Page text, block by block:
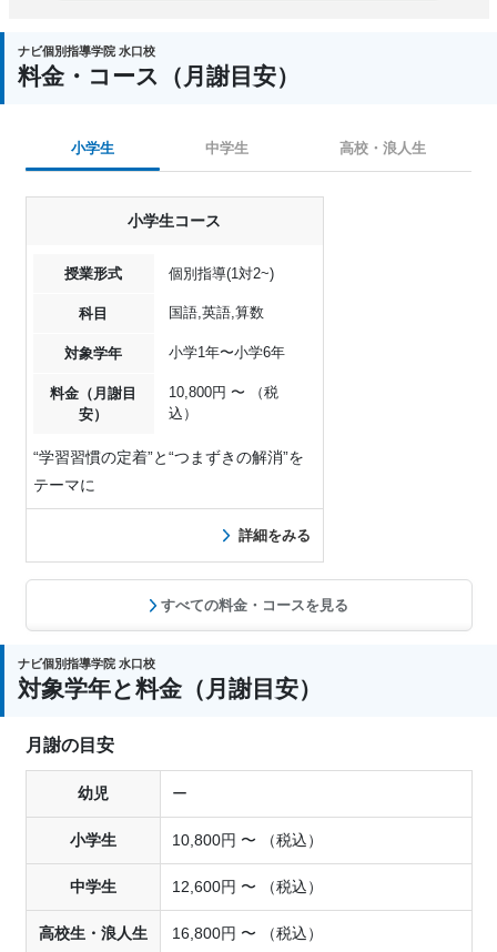
ナビ個別指導学院 水口校
料金・コース（月謝目安）
小学生 中学生 高校・浪人生
小学生コース
授業形式 個別指導(1対2~)
科目 国語,英語,算数
対象学年 小学1年〜小学6年
料金（月謝目
安）
10,800円 〜 （税
込）
“学習習慣の定着”と“つまずきの解消”を
テーマに
詳細をみる
すべての料金・コースを見る
ナビ個別指導学院 水口校
対象学年と料金（月謝目安）
月謝の目安
幼児 ー
小学生 10,800円 〜 （税込）
中学生 12,600円 〜 （税込）
高校生・浪人生 16,800円 〜 （税込）